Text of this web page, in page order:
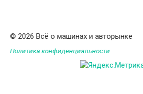
© 2026 Всё о машинах и авторынке
Политика конфиденциальности